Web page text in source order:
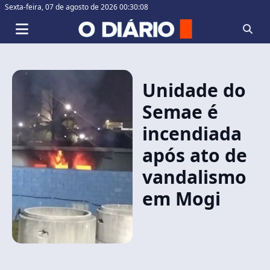
Sexta-feira,07 de agosto de 2026 00:30:08
Unidade do
Semae é
incendiada
após ato de
vandalismo
em Mogi